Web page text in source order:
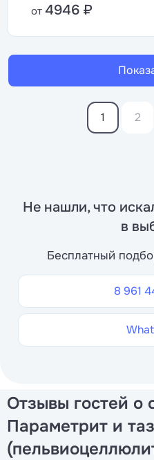
от 4946 ₽
1 2
Не нашли, что
в
Бесплатный
8 961
Отзывы гостей о
Параметрит и